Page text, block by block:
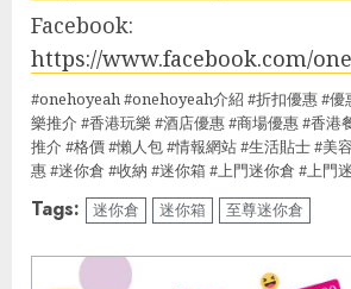
Facebook:
https://www.facebook.com/
#onehoyeah #onehoyeah介紹 #折扣優惠 #優
樂推介 #香港玩樂 #酒店優惠 #商場優惠 #香港
推介 #格價 #懶人包 #情報網站 #生活貼士 #美
惠 #迷你倉 #收納 #迷你箱 #上門迷你倉 #上門
Tags: 迷你倉 迷你箱 至尊迷你倉